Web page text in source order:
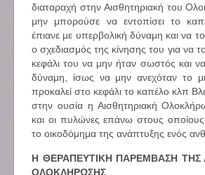
διαταραχή στην Αισθητηριακή του
μην μπορούσε να εντοπίσει το
έπιανε με υπερβολική δύναμη και να
ο σχεδιασμός της κίνησης του για να
κεφάλι του να μην ήταν σωστός και
δύναμη, ίσως να μην ανεχόταν το
προκαλεί στο κεφάλι το καπέλο κλπ
στην ουσία η Αισθητηριακή
και οι πυλώνες επάνω στους οποίους
το οικοδόμημα της ανάπτυξης ενός
Η ΘΕΡΑΠΕΥΤΙΚΗ ΠΑΡΕΜΒΑΣΗ ΤΗΣ
ΟΛΟΚΛΗΡΩΣΗΣ